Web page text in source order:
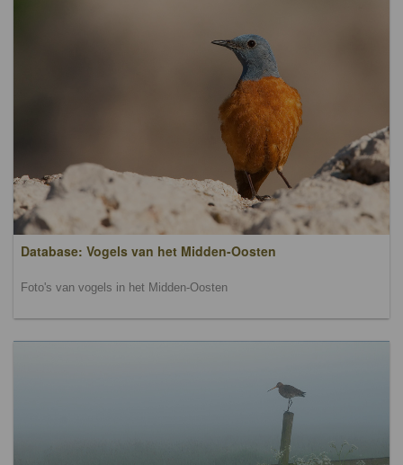
Database: Vogels van het Midden-Oosten
Foto's van vogels in het Midden-Oosten